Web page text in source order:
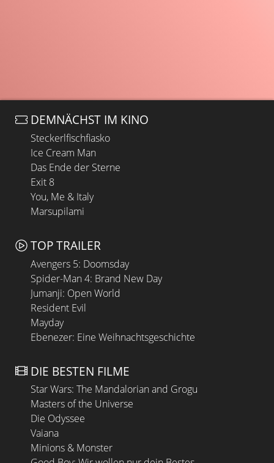
DEMNÄCHST IM KINO
Steckerlfischfiasko
Ice Cream Man
Das Ende der Sterne
Exit 8
You, Me & Italy
Marsupilami
TOP TRAILER
Avengers 5: Doomsday
Spider-Man 4: Brand New Day
Jumanji: Open World
Resident Evil
Mayday
Ebenezer: Eine Weihnachtsgeschichte
DIE BESTEN FILME
Star Wars: The Mandalorian and Grogu
Masters of the Universe
Die Odyssee
Vaiana
Minions & Monster